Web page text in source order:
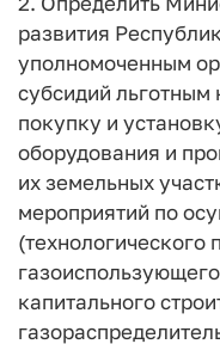
развития
уполномоченным
субсидий льготным
покупку и
оборудования и
их земельных
мероприятий по
(технологического
капитального